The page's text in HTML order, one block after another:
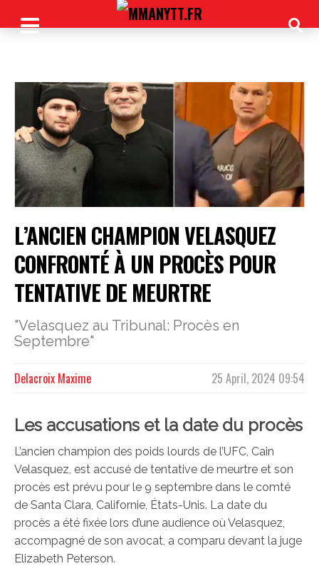
L’ANCIEN CHAMPION VELASQUEZ
CONFRONTÉ À UN PROCÈS POUR
TENTATIVE DE MEURTRE
"Velasquez au Tribunal: Procès en
Septembre"
25 April, 2024 09:54
Delacroix Maxime
Les accusations et la date du procès
L’ancien champion des poids lourds de l’UFC, Cain
Velasquez, est accusé de tentative de meurtre et son
procès est prévu pour le 9 septembre dans le comté
de Santa Clara, Californie, États-Unis. La date du
procès a été fixée lors d’une audience où Velasquez,
accompagné de son avocat, a comparu devant la juge
Elizabeth Peterson.